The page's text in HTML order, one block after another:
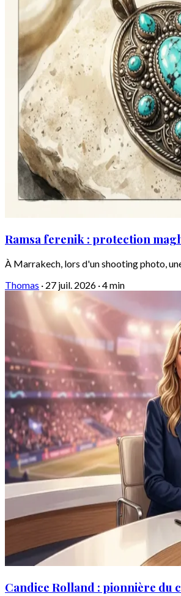
Ramsa ferenik : protection
À Marrakech, lors d'un shooting photo,
Thomas · 27 juil. 2026 ·4 min
Candice Rolland : pionnière